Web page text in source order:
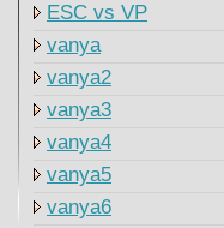
ESC vs VP
vanya
vanya2
vanya3
vanya4
vanya5
vanya6